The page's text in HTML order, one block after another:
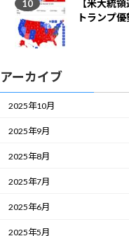
【米大統
トランプ
アーカイブ
2025年10月
2025年9月
2025年8月
2025年7月
2025年6月
2025年5月